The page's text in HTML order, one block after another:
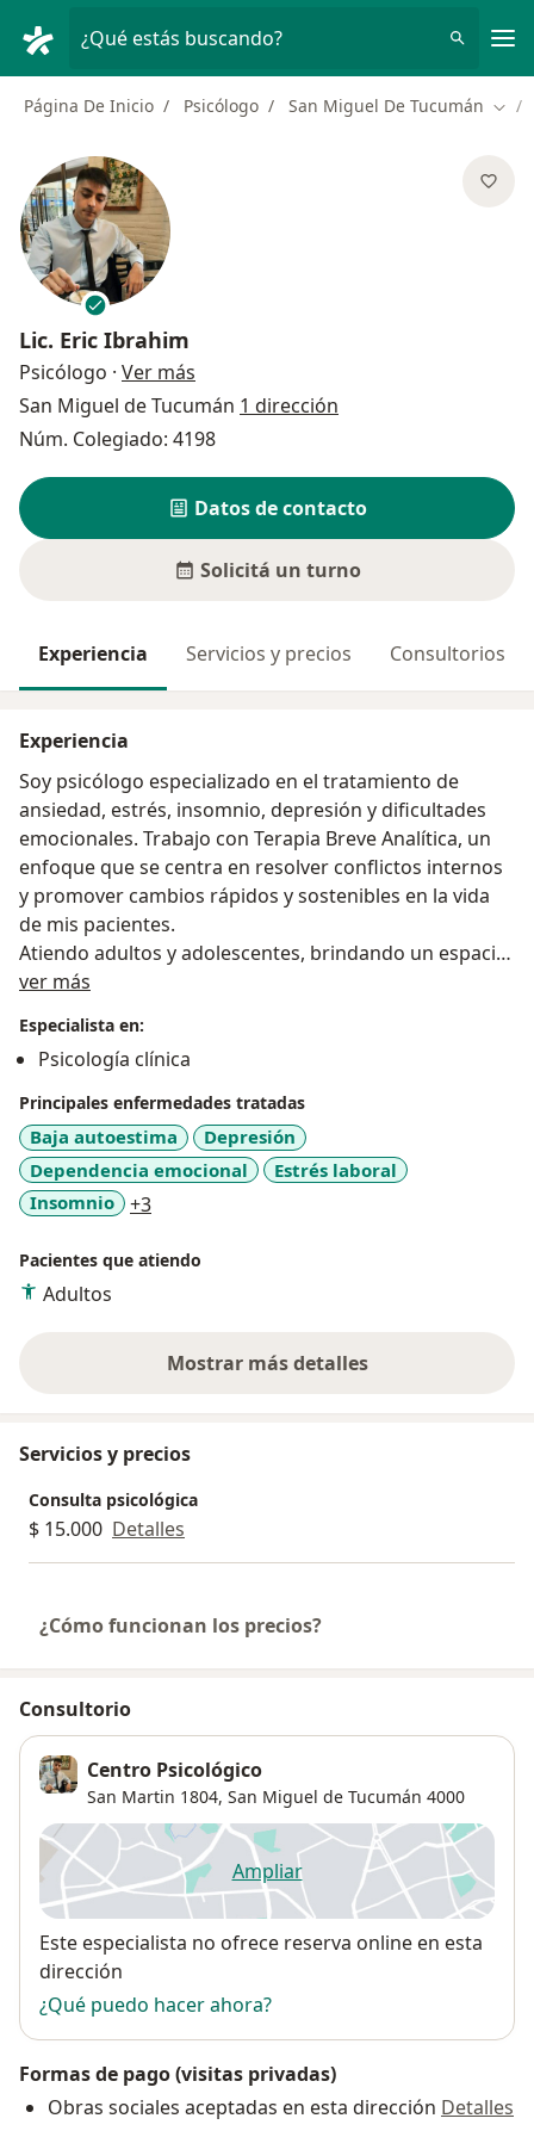
¿Qué estás buscando?
Página De Inicio Psicólogo San Miguel De Tucumán
Lic. Eric Ibrahim
Psicólogo · Ver más
San Miguel de Tucumán 1 dirección
Núm. Colegiado: 4198
Datos de contacto
Solicitá un turno
Experiencia Servicios y precios Consultorios
Experiencia
Soy psicólogo especializado en el tratamiento de
ansiedad, estrés, insomnio, depresión y dificultades
emocionales. Trabajo con Terapia Breve Analítica, un
enfoque que se centra en resolver conflictos internos
y promover cambios rápidos y sostenibles en la vida
de mis pacientes.
Atiendo adultos y adolescentes, brindando un espacio
de acompañamiento seguro y confidencial. Si estás
trastornos de ansiedad o superar dificultades
emocionales como fobias o duelo, estoy aquí para
ayudarte a encontrar las herramientas necesarias
para mejorar tu bienestar.
ver más
Especialista en:
Psicología clínica
Principales enfermedades tratadas
Baja autoestima
Depresión
Dependencia emocional
Estrés laboral
Insomnio
+3a11y_sr_more_diseases
Pacientes que atiendo
Adultos
Mostrar más detalles
sobre la experiencia
Servicios y precios
Consulta psicológica
$ 15.000 Detalles
¿Cómo funcionan los precios?
Consultorio
Centro Psicológico
San Martin 1804, San Miguel de Tucumán 4000
Ampliarse abre en una nueva
Disponibilidad
Este especialista no ofrece reserva online en esta
dirección
¿Qué puedo hacer ahora?
Formas de pago (visitas privadas)
Obras sociales aceptadas en esta dirección Detalles